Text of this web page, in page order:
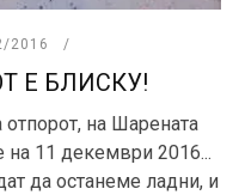
2016
Е БЛИСКУ!
отпорот, на Шарената
на 11 декември 2016...
да останеме ладни, и